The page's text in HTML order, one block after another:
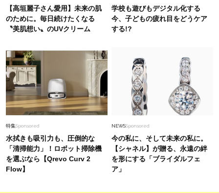
【高垣麗子さん愛用】未来の肌
のために。毎日続けたくなる
〝美肌想い〟のUVクリーム
学校も遊びもデジタル化する
今、子どもの疲れ目をどうケア
する!?
特集Sponsored
水拭きも吸引力も、圧倒的な
「清掃能力」！ロボット掃除機
を選ぶなら【Qrevo Curv 2
Flow】
NEWSSponsored
今の私に、そして未来の私に。
【シャネル】が贈る、永遠の絆
を形にする「ブライダルフェ
ア」